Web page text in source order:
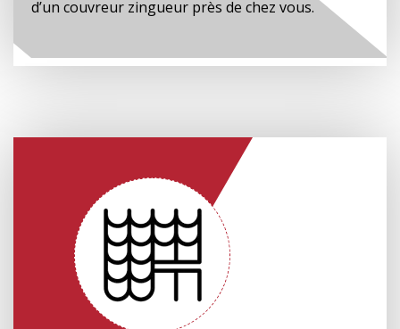
d’un couvreur zingueur près de chez vous.